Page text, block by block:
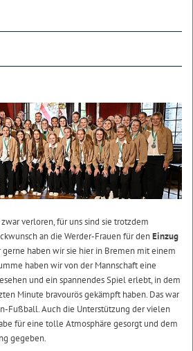
verloren, für uns sind sie trotzdem
an die Werder-Frauen für denEinzug
gerne haben wir sie hier in Bremen mit einem
haben wir von der Mannschaft eine
und ein spannendes Spiel erlebt, in dem
Minute bravourös gekämpft haben. Das war
Fußball. Auch die Unterstützung der vielen
für eine tolle Atmosphäre gesorgt und dem
gegeben.